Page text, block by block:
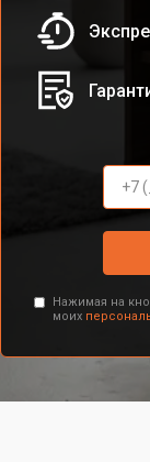
Нажимая на
моих